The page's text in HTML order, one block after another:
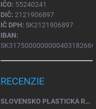
IČO: 55240241
DIČ: 2121906897
IČ DPH: SK2121906897
IBAN:
SK31750000000004031826604
RECENZIE
SLOVENSKO PLASTICKÁ RELIÉFNA MAPA 1: 450 000